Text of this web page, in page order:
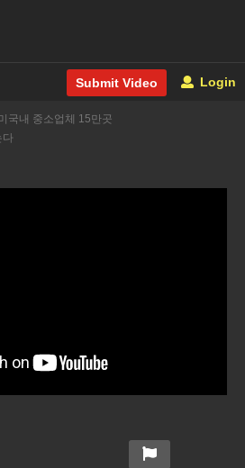
Submit Video Login
국내 중소업체 15만곳
다